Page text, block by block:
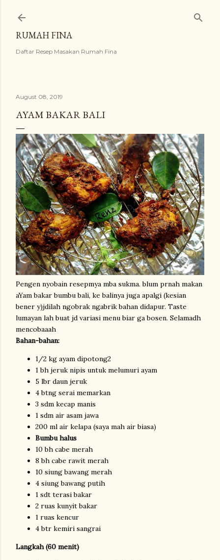
RUMAH FINA
Daftar Resep Masakan Rumah Fina
August 08, 2019
AYAM BAKAR BALI
Pengen nyobain resepmya mba sukma. blum prnah makan
aYam bakar bumbu bali, ke balinya juga apalgi (kesian
bener y)jdilah ngobrak ngabrik bahan didapur. Taste
lumayan lah buat jd variasi menu biar ga bosen. Selamadh
mencobaaah
Bahan-bahan:
1/2 kg ayam dipotong2
1 bh jeruk nipis untuk melumuri ayam
5 lbr daun jeruk
4 btng serai memarkan
3 sdm kecap manis
1 sdm air asam jawa
200 ml air kelapa (saya mah air biasa)
Bumbu halus
10 bh cabe merah
8 bh cabe rawit merah
10 siung bawang merah
4 siung bawang putih
1 sdt terasi bakar
2 ruas kunyit bakar
1 ruas kencur
4 btr kemiri sangrai
Langkah (60 menit)